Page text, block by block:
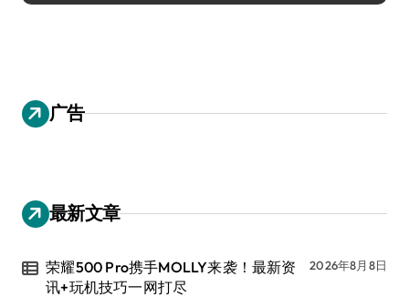
广告
最新文章
荣耀500 Pro携手MOLLY来袭！最新资
讯+玩机技巧一网打尽
2026年8月8日